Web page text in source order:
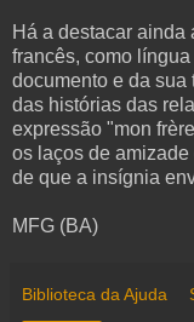
Há a destacar ainda
francês, como
documento e da sua
das histórias das
expressão "mon
os laços de
de que a insígnia
MFG (BA)
Biblioteca da Ajuda